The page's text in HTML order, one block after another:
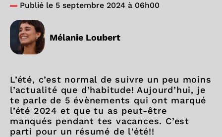
Publié le 5 septembre 2024 à 06h00
Mélanie Loubert
L’été, c’est normal de suivre un peu moins
l’actualité que d’habitude! Aujourd’hui, je
te parle de 5 évènements qui ont marqué
l’été 2024 et que tu as peut-être
manqués pendant tes vacances. C’est
parti pour un résumé de l'été!!